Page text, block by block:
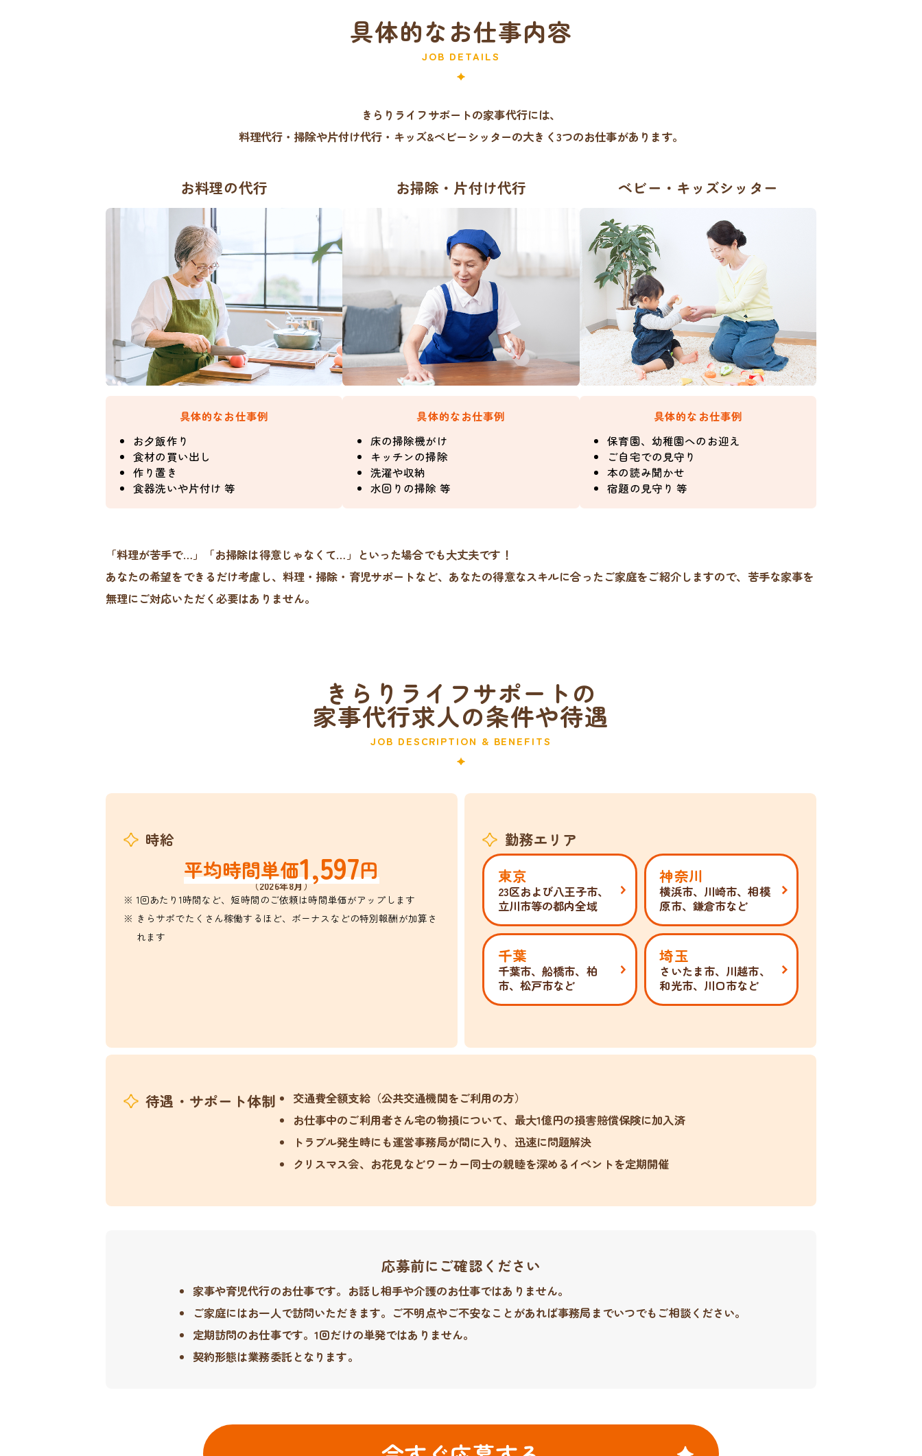
具体的なお仕事内容
JOB DETAILS
きらりライフサポートの家事代行には、
料理代行・掃除や片付け代行・ キッズ&ベビーシッターの大きく3つのお仕事があります。
お料理の代行
具体的なお仕事例
お夕飯作り
食材の買い出し
作り置き
食器洗いや片付け 等
お掃除・片付け代行
具体的なお仕事例
床の掃除機がけ
キッチンの掃除
洗濯や収納
水回りの掃除 等
ベビー・キッズシッター
具体的なお仕事例
保育園、幼稚園へのお迎え
ご自宅での見守り
本の読み聞かせ
宿題の見守り 等
「料理が苦手で…」「お掃除は得意じゃなくて…」といった場合でも大丈夫です！
あなたの希望をできるだけ考慮し、料理・掃除・育児サポートなど、あなたの得意なスキルに合ったご家庭をご紹介しますので、苦手な家事を
無理にご対応いただく必要はありません。
きらりライフサポートの
家事代行求人の条件や待遇
JOB DESCRIPTION & BENEFITS
時給
平均時間単価1,597円
（2026年8月）
1回あたり1時間など、短時間のご依頼は時間単価がアップします
きらサポでたくさん稼働するほど、ボーナスなどの特別報酬が加算さ
れます
勤務エリア
東京
23区および八王子市、
立川市等の都内全域
神奈川
横浜市、川崎市、相模
原市、鎌倉市など
千葉
千葉市、船橋市、柏
市、松戸市など
埼玉
さいたま市、川越市、
和光市、川口市など
待遇・サポート体制
交通費全額支給（公共交通機関をご利用の方）
お仕事中のご利用者さん宅の物損について、最大1億円の損害賠償保険に加入済
トラブル発生時にも運営事務局が間に入り、迅速に問題解決
クリスマス会、お花見などワーカー同士の親睦を深めるイベントを定期開催
応募前にご確認ください
家事や育児代行のお仕事です。お話し相手や介護のお仕事ではありません。
ご家庭にはお一人で訪問いただきます。ご不明点やご不安なことがあれば事務局までいつでもご相談ください。
定期訪問のお仕事です。1回だけの単発ではありません。
契約形態は業務委託となります。